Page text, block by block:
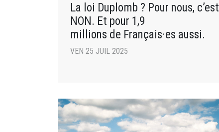
La loi Duplomb ? Pour nous, c’est
NON. Et pour 1,9
millions de Français·es aussi.
VEN 25 JUIL 2025